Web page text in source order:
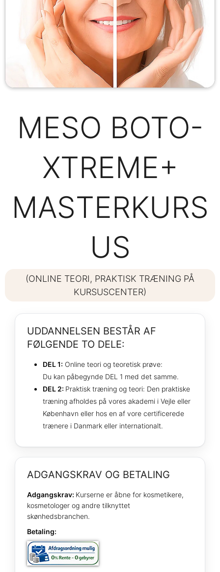
MESO BOTO-
XTREME+
MASTERKURS
US
(ONLINE TEORI, PRAKTISK TRÆNING PÅ
KURSUSCENTER)
UDDANNELSEN BESTÅR AF
FØLGENDE TO DELE:
DEL 1: Online teori og teoretisk prøve:
Du kan påbegynde DEL 1 med det samme.
DEL 2: Praktisk træning og teori: Den praktiske
træning afholdes på vores akademi i Vejle eller
København eller hos en af vore certificerede
trænere i Danmark eller internationalt.
ADGANGSKRAV OG BETALING
Adgangskrav: Kurserne er åbne for kosmetikere,
kosmetologer og andre tilknyttet
skønhedsbranchen.
Betaling: